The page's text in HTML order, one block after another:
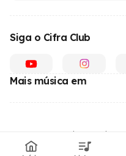
Siga o Cifra Club
Mais música em
© 1996 - 2026, o maior site de